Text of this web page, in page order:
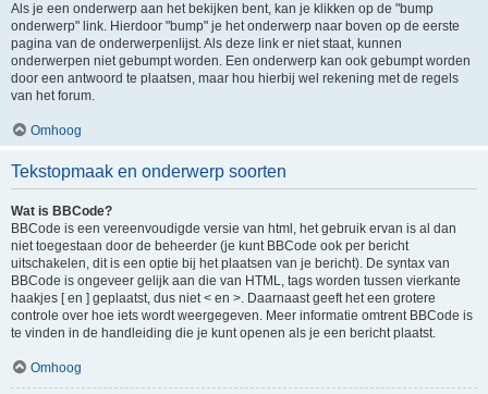
Als je een onderwerp aan het bekijken bent, kan je klikken op de "bump
onderwerp" link. Hierdoor "bump" je het onderwerp naar boven op de eerste
pagina van de onderwerpenlijst. Als deze link er niet staat, kunnen
onderwerpen niet gebumpt worden. Een onderwerp kan ook gebumpt worden
door een antwoord te plaatsen, maar hou hierbij wel rekening met de regels
van het forum.
Omhoog
Tekstopmaak en onderwerp soorten
Wat is BBCode?
BBCode is een vereenvoudigde versie van html, het gebruik ervan is al dan
niet toegestaan door de beheerder (je kunt BBCode ook per bericht
uitschakelen, dit is een optie bij het plaatsen van je bericht). De syntax van
BBCode is ongeveer gelijk aan die van HTML, tags worden tussen vierkante
haakjes [ en ] geplaatst, dus niet < en >. Daarnaast geeft het een grotere
controle over hoe iets wordt weergegeven. Meer informatie omtrent BBCode is
te vinden in de handleiding die je kunt openen als je een bericht plaatst.
Omhoog